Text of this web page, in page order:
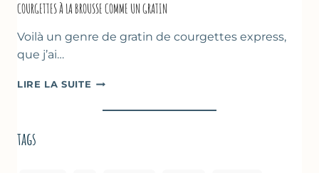
COURGETTES À LA BROUSSE COMME UN GRATIN
Voilà un genre de gratin de courgettes express,
que j’ai…
LIRE LA SUITE COURGETTES
LA
tags